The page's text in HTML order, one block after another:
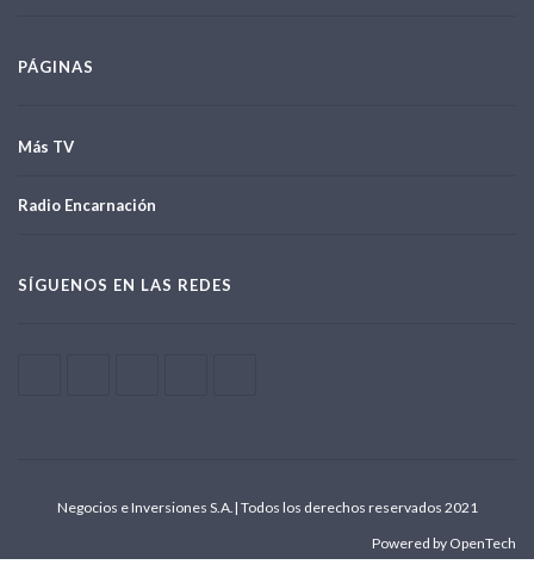
PÁGINAS
Más TV
Radio Encarnación
SÍGUENOS EN LAS REDES
Negocios e Inversiones S.A.| Todos los derechos reservados 2021
Powered by OpenTech